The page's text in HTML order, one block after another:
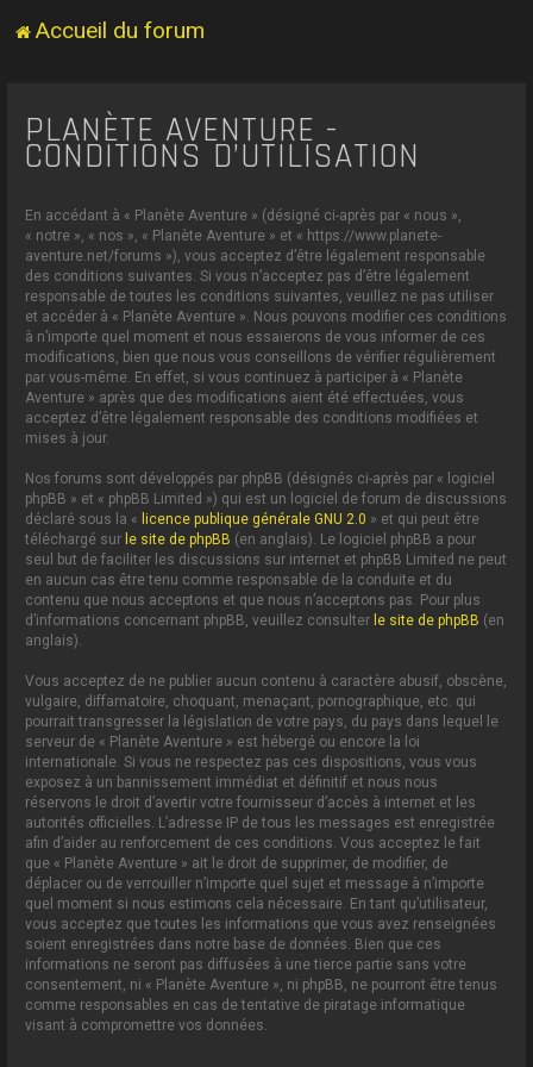
Accueil du forum
PLANÈTE AVENTURE -
CONDITIONS D’UTILISATION
En accédant à « Planète Aventure » (désigné ci-après par « nous »,
« notre », « nos », « Planète Aventure » et « https://www.planete-
aventure.net/forums »), vous acceptez d’être légalement responsable
des conditions suivantes. Si vous n’acceptez pas d’être légalement
responsable de toutes les conditions suivantes, veuillez ne pas utiliser
et accéder à « Planète Aventure ». Nous pouvons modifier ces conditions
à n’importe quel moment et nous essaierons de vous informer de ces
modifications, bien que nous vous conseillons de vérifier régulièrement
par vous-même. En effet, si vous continuez à participer à « Planète
Aventure » après que des modifications aient été effectuées, vous
acceptez d’être légalement responsable des conditions modifiées et
mises à jour.
Nos forums sont développés par phpBB (désignés ci-après par « logiciel
phpBB » et « phpBB Limited ») qui est un logiciel de forum de discussions
déclaré sous la « licence publique générale GNU 2.0 » et qui peut être
téléchargé sur le site de phpBB (en anglais). Le logiciel phpBB a pour
seul but de faciliter les discussions sur internet et phpBB Limited ne peut
en aucun cas être tenu comme responsable de la conduite et du
contenu que nous acceptons et que nous n’acceptons pas. Pour plus
d’informations concernant phpBB, veuillez consulter le site de phpBB (en
anglais).
Vous acceptez de ne publier aucun contenu à caractère abusif, obscène,
vulgaire, diffamatoire, choquant, menaçant, pornographique, etc. qui
pourrait transgresser la législation de votre pays, du pays dans lequel le
serveur de « Planète Aventure » est hébergé ou encore la loi
internationale. Si vous ne respectez pas ces dispositions, vous vous
exposez à un bannissement immédiat et définitif et nous nous
réservons le droit d’avertir votre fournisseur d’accès à internet et les
autorités officielles. L’adresse IP de tous les messages est enregistrée
afin d’aider au renforcement de ces conditions. Vous acceptez le fait
que « Planète Aventure » ait le droit de supprimer, de modifier, de
déplacer ou de verrouiller n’importe quel sujet et message à n’importe
quel moment si nous estimons cela nécessaire. En tant qu’utilisateur,
vous acceptez que toutes les informations que vous avez renseignées
soient enregistrées dans notre base de données. Bien que ces
informations ne seront pas diffusées à une tierce partie sans votre
consentement, ni « Planète Aventure », ni phpBB, ne pourront être tenus
comme responsables en cas de tentative de piratage informatique
visant à compromettre vos données.